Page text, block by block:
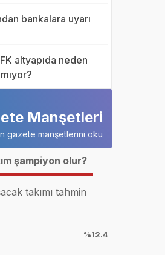
İş
bankalara uyarı
altyapıda neden
Manşetleri
gazete manşetlerini oku
şampiyon olur?
takımı tahmin
%12.4